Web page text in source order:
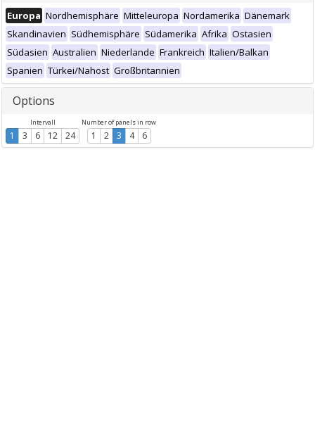
Europa Nordhemisphäre Mitteleuropa Nordamerika Dänemark
Skandinavien Südhemisphäre Südamerika Afrika Ostasien
Südasien Australien Niederlande Frankreich Italien/Balkan
Spanien Türkei/Nahost Großbritannien
Options
Intervall
1 3 6 12 24
Number of panels in row
1 2 3 4 6